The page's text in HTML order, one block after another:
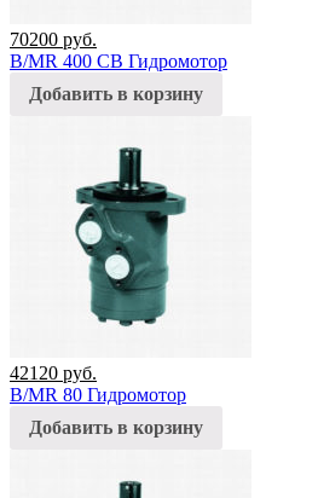
70200 руб.
B/MR 400 CB Гидромотор
Добавить в корзину
42120 руб.
B/MR 80 Гидромотор
Добавить в корзину